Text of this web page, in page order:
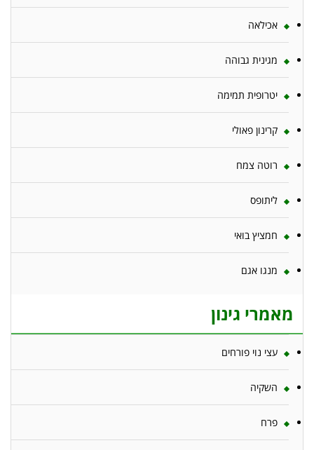
אכילאה
מגינית גבוהה
יטרופית תמימה
קרינון פאולי
רוטה צמח
ליתופס
חמציץ בואי
מנגו אגם
מאמרי גינון
עצי נוי פורחים
השקיה
פרח